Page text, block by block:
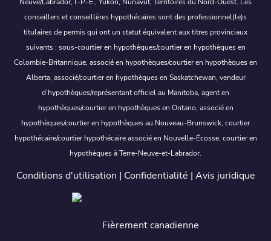
conseillers et conseillères hypothécaires sont des professionnel(le)s
titulaires de permis qui ont un statut équivalent aux titres provinciaux
suivants : sous-courtier en hypothèques/courtier en hypothèques en
Colombie-Britannique, associé en hypothèques/courtier en hypothèques en
Alberta, associé/courtier en hypothèques en Saskatchewan, vendeur
d’hypothèques/représentant officiel au Manitoba, agent en
hypothèques/courtier en hypothèques en Ontario, associé en
hypothèques/courtier en hypothèques au Nouveau-Brunswick, courtier
hypothécaire/courtier hypothécaire associé en Nouvelle-Écosse, courtier en
hypothèques à Terre-Neuve-et-Labrador.
Conditions d'utilisation | Confidentialité | Avis juridique
Fièrement canadienne